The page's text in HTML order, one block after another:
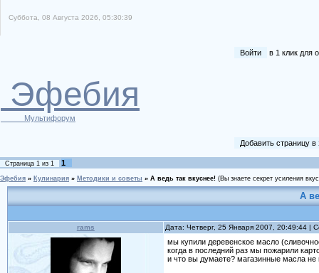
Суббота, 08 Августа 2026, 05:30:39
Войти в 1 клик для
Эфебия
Мультифорум
Добавить страницу
Страница 1 из 1 1
Эфебия » Кулинария » Методики и советы » А ведь так вкуснее! (Вы знаете секрет усиления
А
rams Дата: Четверг, 25 Января 2007, 20:49:44 |
мы купили деревенское масло
когда в последний раз мы пожарили
и что вы думаете? магазинные масла не